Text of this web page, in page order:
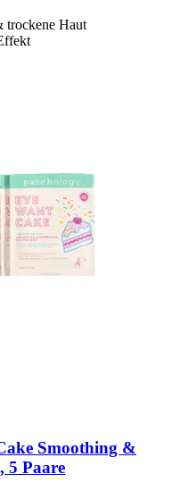
trockene Haut
Smoothing &
5 Paare